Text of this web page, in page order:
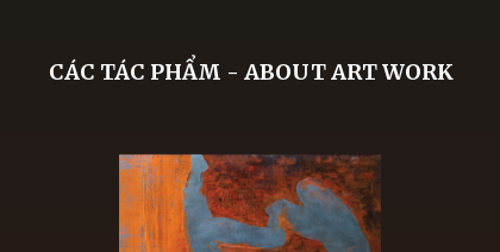
CÁC TÁC PHẨM - ABOUT ART WORK